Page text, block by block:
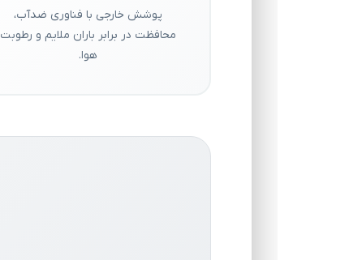
پوشش خارجی با فناوری ضدآب،
محافظت در برابر باران ملایم و رطوبت
هوا.